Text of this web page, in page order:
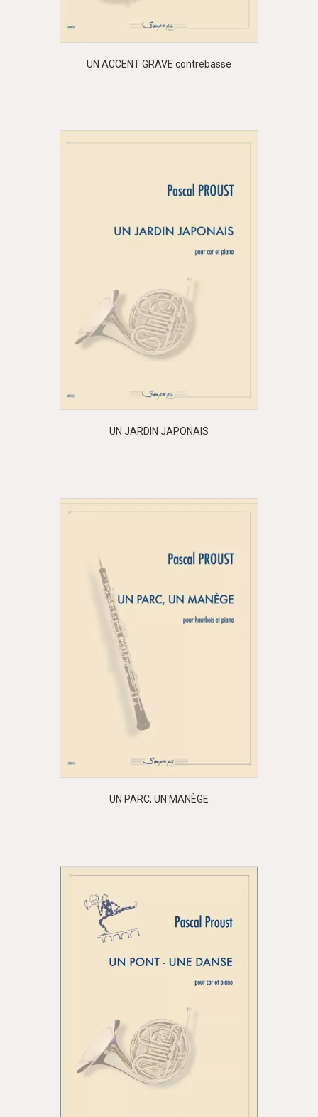
UN ACCENT GRAVE contrebasse
UN JARDIN JAPONAIS
UN PARC, UN MANÈGE